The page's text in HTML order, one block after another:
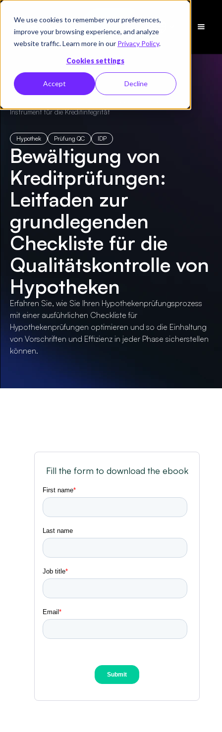
We use cookies to remember your preferences,
improve your browsing experience, and analyze
website traffic. Learn more in our Privacy Policy.
Cookies settings
Accept Decline
Demo
vereinbaren
← Alle E-Books
Instrument für die Kreditintegrität
Hypothek Prüfung QC IDP
Bewältigung von
Kreditprüfungen:
Leitfaden zur
grundlegenden
Checkliste für die
Qualitätskontrolle von
Hypotheken
Erfahren Sie, wie Sie Ihren Hypothekenprüfungsprozess
mit einer ausführlichen Checkliste für
Hypothekenprüfungen optimieren und so die Einhaltung
von Vorschriften und Effizienz in jeder Phase sicherstellen
können.
Fill the form to download the ebook